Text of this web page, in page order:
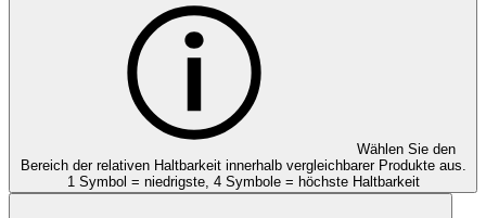
Wählen Sie den
Bereich der relativen Haltbarkeit innerhalb vergleichbarer Produkte aus.
1 Symbol = niedrigste, 4 Symbole = höchste Haltbarkeit